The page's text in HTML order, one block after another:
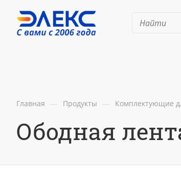
Главная — Продукты — Комплектующие
Ободная